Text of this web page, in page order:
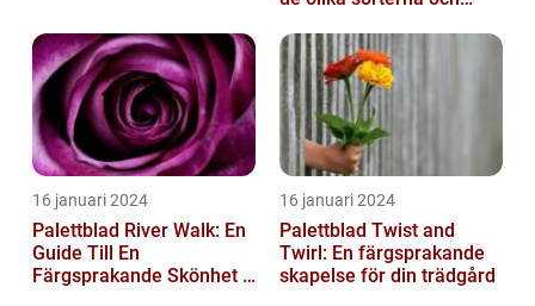
16 januari 2024
Palettblad River Walk: En
Guide Till En
Färgsprakande Skönhet I
16 januari 2024
Palettblad Twist and
Twirl: En färgsprakande
skapelse för din trädgård